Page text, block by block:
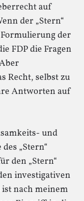
auf
der „Stern“
der
FDP die Fragen
Recht, selbst zu
Antworten auf
und
„Stern“
den „Stern“
investigativen
nach meinem